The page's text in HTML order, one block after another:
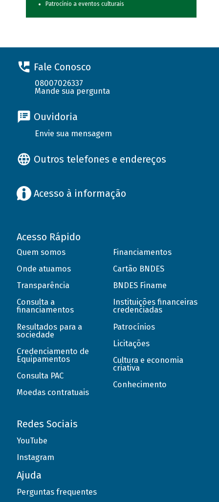
Patrocínio a eventos culturais
Fale Conosco
08007026337
Mande sua pergunta
Ouvidoria
Envie sua mensagem
Outros telefones e endereços
Acesso à informação
Acesso Rápido
Quem somos
Onde atuamos
Transparência
Consulta a
financiamentos
Resultados para a
sociedade
Credenciamento de
Equipamentos
Consulta PAC
Moedas contratuais
Financiamentos
Cartão BNDES
BNDES Finame
Instituições financeiras
credenciadas
Patrocínios
Licitações
Cultura e economia
criativa
Conhecimento
Redes Sociais
YouTube
Instagram
Ajuda
Perguntas frequentes